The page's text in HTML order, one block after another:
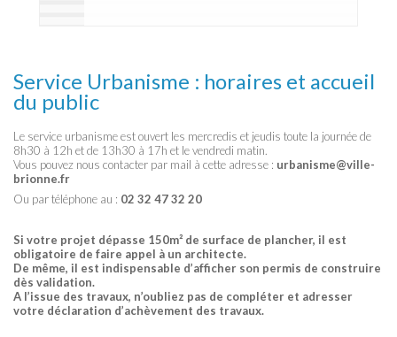
Service Urbanisme : horaires et accueil
du public
Le service urbanisme est ouvert les mercredis et jeudis toute la journée de
8h30 à 12h et de 13h30 à 17h et le vendredi matin.
Vous pouvez nous contacter par mail à cette adresse : urbanisme@ville-
brionne.fr
Ou par téléphone au : 02 32 47 32 20
Si votre projet dépasse 150m² de surface de plancher, il est
obligatoire de faire appel à un architecte.
De même, il est indispensable d’afficher son permis de construire
dès validation.
A l’issue des travaux, n’oubliez pas de compléter et adresser
votre déclaration d’achèvement des travaux.